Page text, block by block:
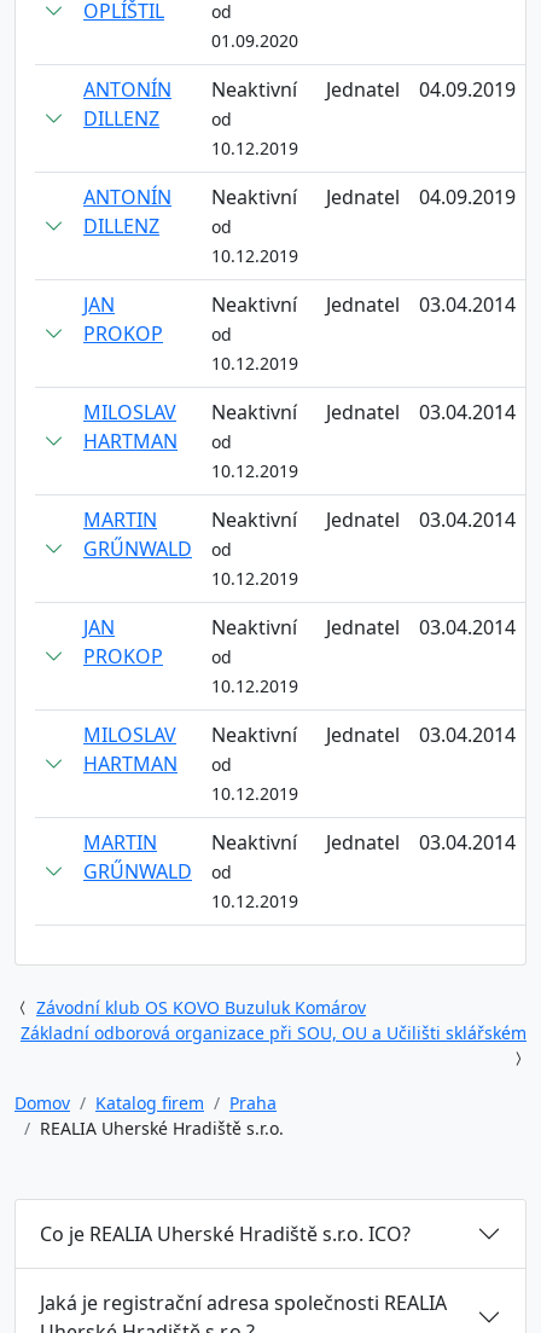
OPLÍŠTIL
od
01.09.2020
ANTONÍN
DILLENZ
Neaktivní
od
10.12.2019
Jednatel 04.09.2019
ANTONÍN
DILLENZ
Neaktivní
od
10.12.2019
Jednatel 04.09.2019
JAN
PROKOP
Neaktivní
od
10.12.2019
Jednatel 03.04.2014
MILOSLAV
HARTMAN
Neaktivní
od
10.12.2019
Jednatel 03.04.2014
MARTIN
GRŰNWALD
Neaktivní
od
10.12.2019
Jednatel 03.04.2014
JAN
PROKOP
Neaktivní
od
10.12.2019
Jednatel 03.04.2014
MILOSLAV
HARTMAN
Neaktivní
od
10.12.2019
Jednatel 03.04.2014
MARTIN
GRŰNWALD
Neaktivní
od
10.12.2019
Jednatel 03.04.2014
Závodní klub OS KOVO Buzuluk Komárov
Základní odborová organizace při SOU, OU a Učilišti sklářském
Domov Katalog firem
Praha
REALIA Uherské Hradiště s.r.o.
Co je REALIA Uherské Hradiště s.r.o. ICO?
Jaká je registrační adresa společnosti REALIA